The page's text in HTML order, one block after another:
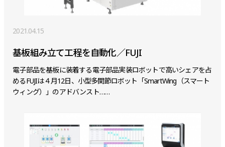
2021.04.15
基板組み立て工程を自動化／FUJI
電子部品を基板に装着する電子部品実装ロボットで高いシェアを占
めるFUJIは４月12日、小型多関節ロボット「SmartWing（スマート
ウィング）」のアドバンスト……